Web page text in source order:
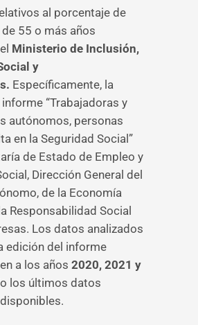
al porcentaje de
55 o más años
Ministerio de Inclusión,
y
Específicamente, la
“Trabajadoras y
autónomos, personas
en la Seguridad Social”
de Estado de Empleo y
Dirección General del
de la Economía
Responsabilidad Social
Los datos analizados
edición del informe
a los años 2020, 2021 y
los últimos datos